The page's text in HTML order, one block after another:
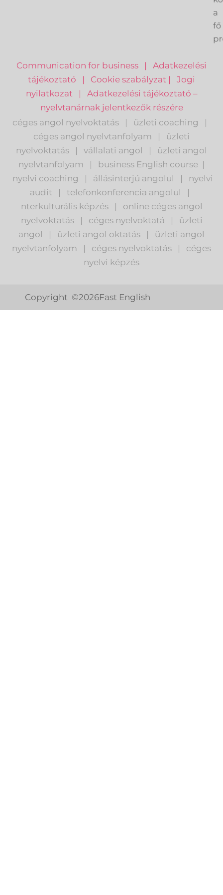
a
fő
Communication for business | Adatkezelési
tájékoztató | Cookie szabályzat | Jogi
nyilatkozat | Adatkezelési tájékoztató –
nyelvtanárnak jelentkezők részére
céges angol nyelvoktatás
| üzleti coaching
|
céges angol nyelvtanfolyam
|
üzleti
nyelvoktatás
| vállalati angol |
üzleti angol
nyelvtanfolyam
| business English course |
nyelvi coaching
| állásinterjú angolul |
nyelvi
audit
| telefonkonferencia angolul
|
nterkulturális képzés
| online céges angol
nyelvoktatás
| céges nyelvoktatá |
üzleti
angol
| üzleti angol oktatás |
üzleti angol
nyelvtanfolyam
| céges nyelvoktatás |
céges
nyelvi képzés
Copyright ©2026Fast English